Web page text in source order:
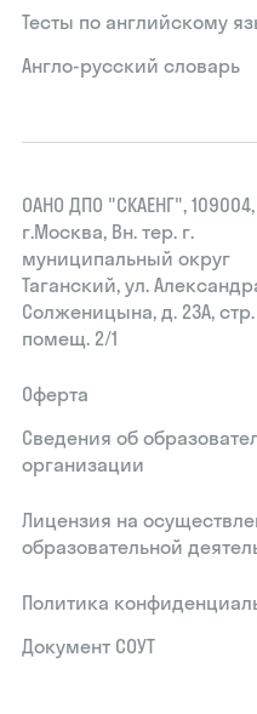
Тесты по английскому
Англо-русский словарь
ОАНО ДПО "СКАЕНГ", 109004,
г.Москва, Вн. тер. г.
муниципальный округ
Таганский, ул.
Солженицына, д. 23А, стр.
помещ. 2/1
Оферта
Сведения об
организации
Лицензия на
образовательной
Политика
Документ СОУТ